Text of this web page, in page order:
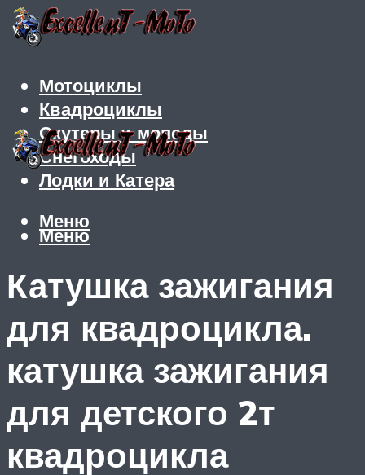
Мотоциклы
Квадроциклы
Скутеры и мопеды
Снегоходы
Лодки и Катера
Меню
Меню
Катушка зажигания
для квадроцикла.
катушка зажигания
для детского 2т
квадроцикла